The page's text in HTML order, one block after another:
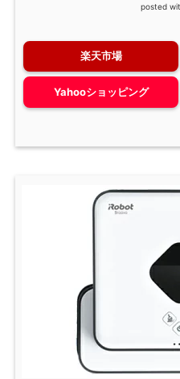
posted
楽天市場
Yahooショッピング